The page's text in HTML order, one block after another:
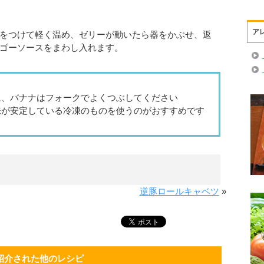
つけて軽く温め、ゼリーが動いたら器をかぶせ、返
ーソースをまわし入れます。
バナナはフォークでよくつぶしてください
安定している冷凍のものを使うのがおすすめです
逆豚ロールキャベツ »
介された他のレシピ
ア